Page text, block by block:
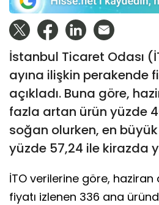
İstanbul Ticaret Odası
ayına ilişkin perakende
açıkladı. Buna göre,
fazla artan ürün yüzde
soğan olurken, en
yüzde 57,24 ile kirazda
İTO verilerine göre, haziran
fiyatı izlenen 336 ana